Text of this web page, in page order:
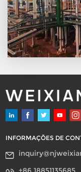
geração, todos os
de desempenho,
incluindo
da planta,
produto acabado e
matéria-prima, são
concorrentes.
INFORMAÇÕES DE